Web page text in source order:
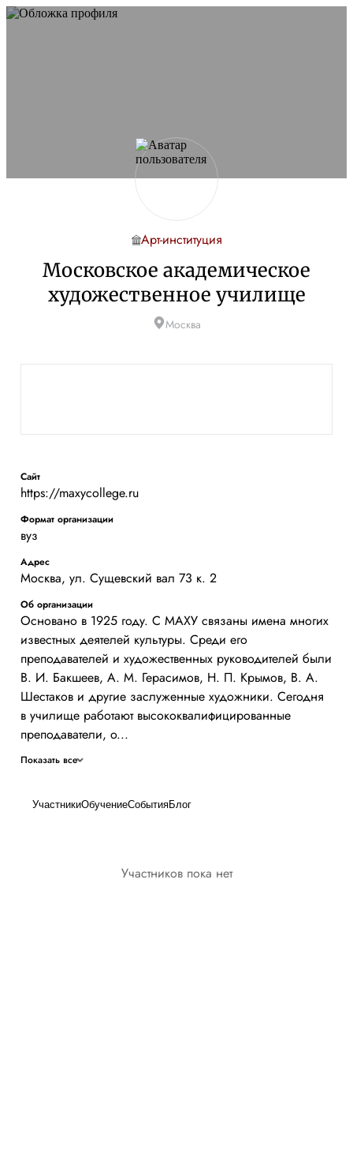
Арт-институция
Московское академическое
художественное училище
Москва
Сайт
https://maxycollege.ru
Формат организации
вуз
Адрес
Москва, ул. Сущевский вал 73 к. 2
Об организации
Основано в 1925 году. С МАХУ связаны имена многих
известных деятелей культуры. Среди его
преподавателей и художественных руководителей были
В. И. Бакшеев, А. М. Герасимов, Н. П. Крымов, В. А.
Шестаков и другие заслуженные художники. Сегодня
в училище работают высококвалифицированные
преподаватели, о...
Показать все
УчастникиОбучениеСобытияБлог
Участников пока нет